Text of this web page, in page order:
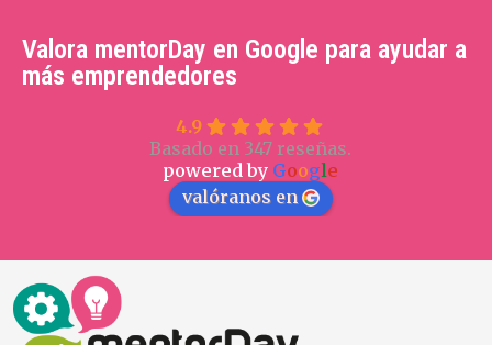
Valora mentorDay en Google para ayudar a
más emprendedores
4.9
Basado en 347 reseñas.
powered by Google
valóranos en